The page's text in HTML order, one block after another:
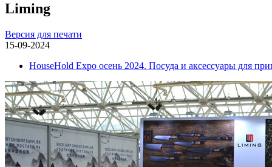
Liming
Версия для печати
15-09-2024
HouseHold Expo осень 2024. Посуда и аксессуары для